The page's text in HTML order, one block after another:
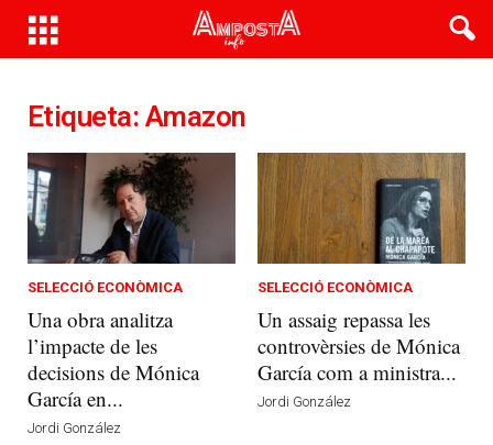
Etiqueta: Amazon
SELECCIÓ ECONÒMICA
Una obra analitza
l’impacte de les
decisions de Mónica
García en...
Jordi González
SELECCIÓ ECONÒMICA
Un assaig repassa les
controvèrsies de Mónica
García com a ministra...
Jordi González